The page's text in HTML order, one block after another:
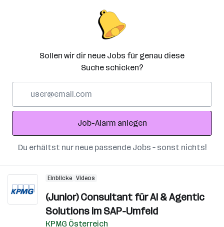
Sollen wir dir neue Jobs für genau diese
Suche schicken?
Adresse
Job-Alarm anlegen
Du erhältst nur neue passende Jobs – sonst nichts!
Einblicke Videos
(Junior) Consultant für AI & Agentic
Solutions im SAP-Umfeld
KPMG Österreich